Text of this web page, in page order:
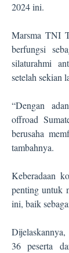
2024 ini.
Marsma TNI
berfungsi
silaturahmi
setelah sekian
“Dengan
offroad
berusaha
tambahnya.
Keberadaan
penting untuk
ini, baik
36 peserta